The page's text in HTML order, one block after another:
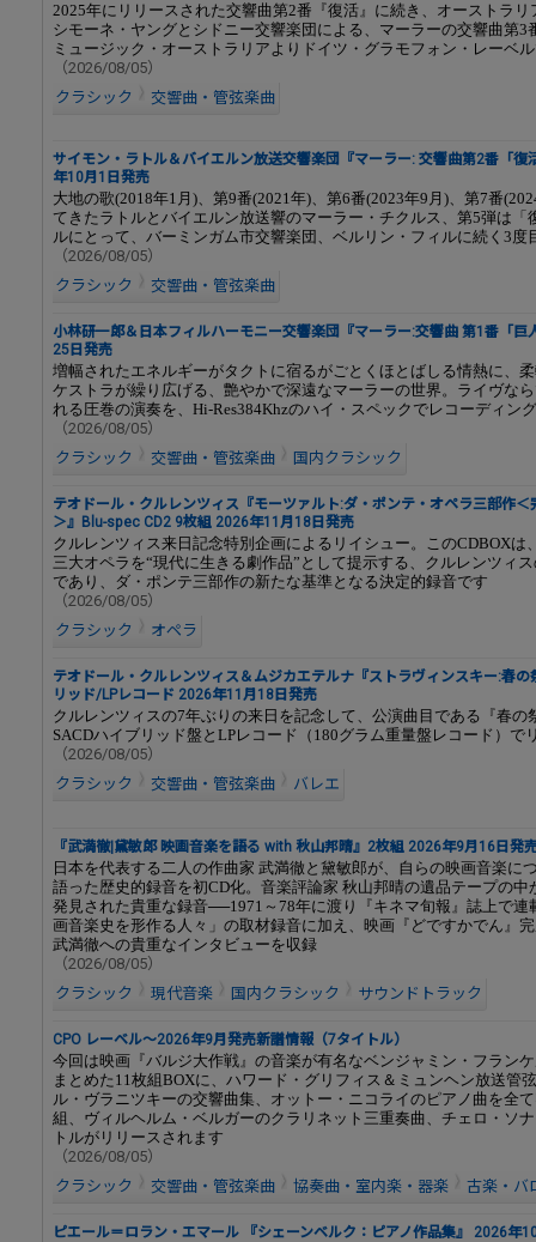
2025年にリリースされた交響曲第2番『復活』に続き、オーストラリ
シモーネ・ヤングとシドニー交響楽団による、マーラーの交響曲第3
ミュージック・オーストラリアよりドイツ・グラモフォン・レーベ
（2026/08/05）
クラシック
交響曲・管弦楽曲
サイモン・ラトル＆バイエルン放送交響楽団『マーラー: 交響曲第2番「復
年10月1日発売
大地の歌(2018年1月)、第9番(2021年)、第6番(2023年9月)、第7番
てきたラトルとバイエルン放送響のマーラー・チクルス、第5弾は「
ルにとって、バーミンガム市交響楽団、ベルリン・フィルに続く3度
（2026/08/05）
クラシック
交響曲・管弦楽曲
小林研一郎＆日本フィルハーモニー交響楽団『マーラー:交響曲 第1番「巨
25日発売
増幅されたエネルギーがタクトに宿るがごとくほとばしる情熱に、
ケストラが繰り広げる、艶やかで深遠なマーラーの世界。ライヴな
れる圧巻の演奏を、Hi-Res384Khzのハイ・スペックでレコーディング
（2026/08/05）
クラシック
交響曲・管弦楽曲 国内クラシック
テオドール・クルレンツィス『モーツァルト:ダ・ポンテ・オペラ三部作＜
＞』Blu-spec CD2 9枚組 2026年11月18日発売
クルレンツィス来日記念特別企画によるリイシュー。このCDBOXは
三大オペラを“現代に生きる劇作品”として提示する、クルレンツィ
であり、ダ・ポンテ三部作の新たな基準となる決定的録音です
（2026/08/05）
クラシック
オペラ
テオドール・クルレンツィス＆ムジカエテルナ『ストラヴィンスキー:春の
リッド/LPレコード 2026年11月18日発売
クルレンツィスの7年ぶりの来日を記念して、公演曲目である『春の
SACDハイブリッド盤とLPレコード（180グラム重量盤レコード）で
（2026/08/05）
クラシック
交響曲・管弦楽曲 バレエ
『武満徹|黛敏郎 映画音楽を語る with 秋山邦晴』2枚組 2026年9月16日発
日本を代表する二人の作曲家 武満徹と黛敏郎が、自らの映画音楽に
語った歴史的録音を初CD化。音楽評論家 秋山邦晴の遺品テープの中
発見された貴重な録音──1971～78年に渡り『キネマ旬報』誌上で連
画音楽史を形作る人々」の取材録音に加え、映画『どですかでん』
武満徹への貴重なインタビューを収録
（2026/08/05）
クラシック
現代音楽 国内クラシック サウンドトラック
CPO レーベル～2026年9月発売新譜情報（7タイトル）
今回は映画『バルジ大作戦』の音楽が有名なベンジャミン・フラン
まとめた11枚組BOXに、ハワード・グリフィス＆ミュンヘン放送管
ル・ヴラニツキーの交響曲集、オットー・ニコライのピアノ曲を全
組、ヴィルヘルム・ベルガーのクラリネット三重奏曲、チェロ・ソ
トルがリリースされます
（2026/08/05）
クラシック
交響曲・管弦楽曲 協奏曲・室内楽・器楽 古楽・バ
ピエール＝ロラン・エマール 『シェーンベルク：ピアノ作品集』 2026年